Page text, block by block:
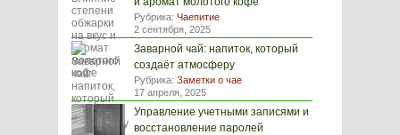
Рубрика: Чаепитие
2 сентября, 2025
Заварной чай: напиток, который
создаёт атмосферу
Рубрика: Заметки о чае
17 апреля, 2025
Управление учетными записями и
восстановление паролей